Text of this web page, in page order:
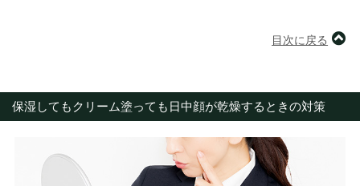
目次に戻る
保湿してもクリーム塗っても日中顔が乾燥するときの対策